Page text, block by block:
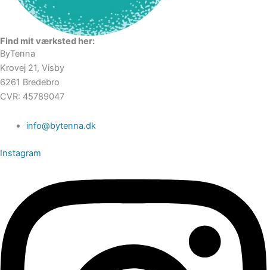
Find mit værksted her:
ByTenna
Krovej 21, Visby
6261 Bredebro
CVR: 45789047
info@bytenna.dk
Instagram